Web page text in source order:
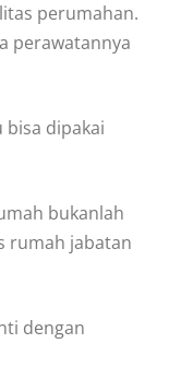
perumahan.
perawatannya
bisa dipakai
bukanlah
rumah jabatan
dengan